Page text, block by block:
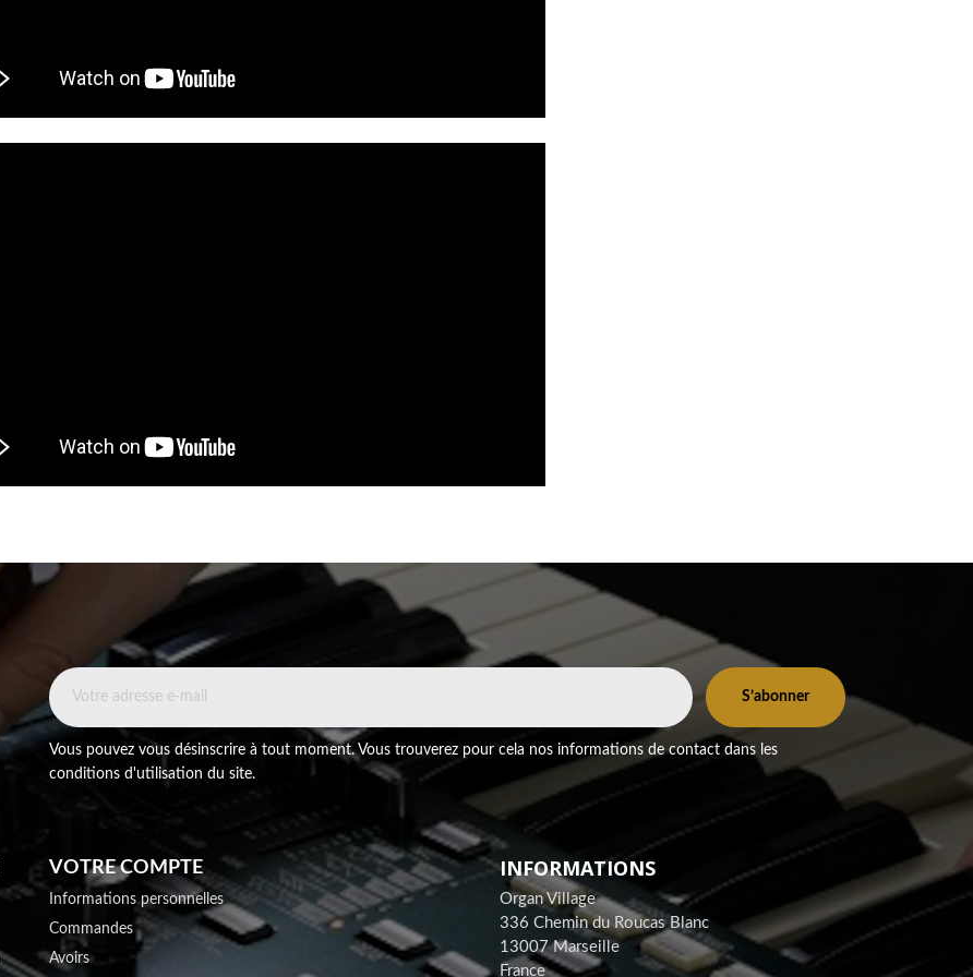
Vous pouvez vous désinscrire à tout moment. Vous trouverez pour cela nos informations de contact dans les
conditions d'utilisation du site.
VOTRE COMPTE
Informations personnelles
Commandes
Avoirs
INFORMATIONS
Organ Village
336 Chemin du Roucas Blanc
13007 Marseille
France